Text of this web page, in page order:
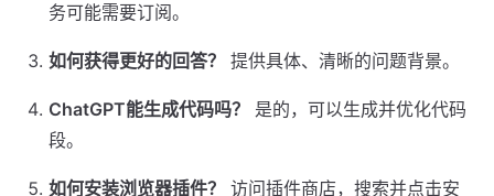
务可能需要订阅。
如何获得更好的回答？ 提供具体、清晰的问题背景。
ChatGPT能生成代码吗？
是的，可以生成并优化代码
段。
如何安装浏览器插件？ 访问插件商店，搜索并点击安